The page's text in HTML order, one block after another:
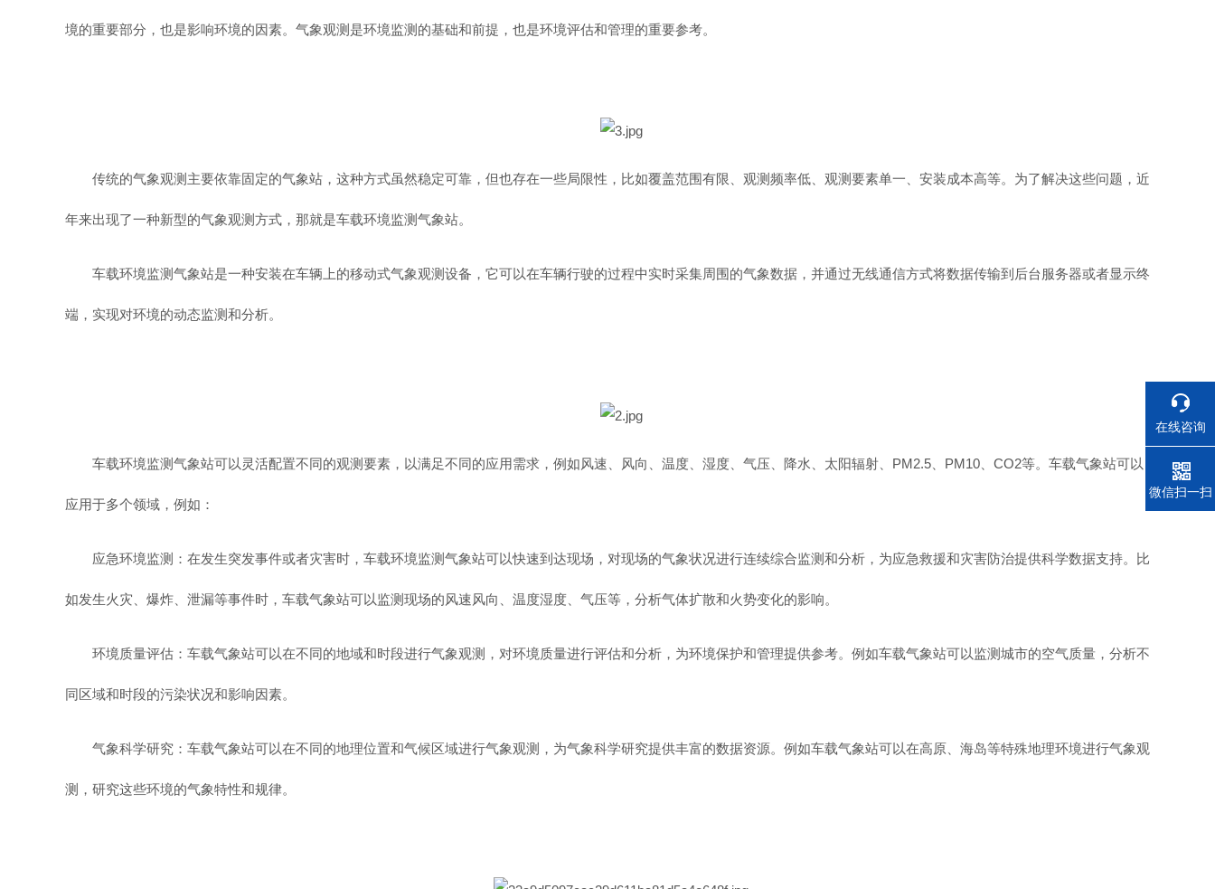
境的重要部分，也是影响环境的因素。气象观测是环境监测的基础和前提，也是环境评估和管理的重要参考。
传统的气象观测主要依靠固定的气象站，这种方式虽然稳定可靠，但也存在一些局限性，比如覆盖范围有限、观测频率低、观测要素单一、安装成本高等。为了解决这些问题，近
年来出现了一种新型的气象观测方式，那就是车载环境监测气象站。
车载环境监测气象站是一种安装在车辆上的移动式气象观测设备，它可以在车辆行驶的过程中实时采集周围的气象数据，并通过无线通信方式将数据传输到后台服务器或者显示终
端，实现对环境的动态监测和分析。
车载环境监测气象站可以灵活配置不同的观测要素，以满足不同的应用需求，例如风速、风向、温度、湿度、气压、降水、太阳辐射、PM2.5、PM10、CO2等。车载气象站可以
应用于多个领域，例如：
应急环境监测：在发生突发事件或者灾害时，车载环境监测气象站可以快速到达现场，对现场的气象状况进行连续综合监测和分析，为应急救援和灾害防治提供科学数据支持。比
如发生火灾、爆炸、泄漏等事件时，车载气象站可以监测现场的风速风向、温度湿度、气压等，分析气体扩散和火势变化的影响。
环境质量评估：车载气象站可以在不同的地域和时段进行气象观测，对环境质量进行评估和分析，为环境保护和管理提供参考。例如车载气象站可以监测城市的空气质量，分析不
同区域和时段的污染状况和影响因素。
气象科学研究：车载气象站可以在不同的地理位置和气候区域进行气象观测，为气象科学研究提供丰富的数据资源。例如车载气象站可以在高原、海岛等特殊地理环境进行气象观
测，研究这些环境的气象特性和规律。
在线咨询
电话
微信扫一扫